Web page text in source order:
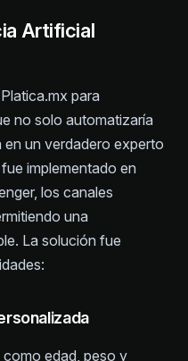
Artificial
para
no solo automatizaría
un verdadero experto
implementado en
los canales
una
La solución fue
edad, peso y